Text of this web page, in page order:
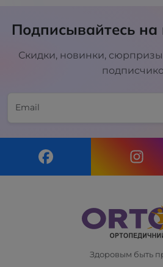
Подписывайтесь на
Скидки, новинки,
Здоровым быть